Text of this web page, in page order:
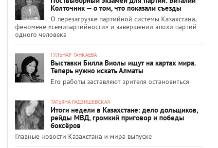
Колточник — о том, что показали съезды
О перезагрузке партийной системы Казахстана,
феномене «семипартийности» и завершении эпохи партий
одного человека
ГУЛЬНАР ТАНКАЕВА
Выставки Билла Виолы ищут на картах мира.
Теперь нужно искать Алматы
Его работы заставляют зрителя остановиться
ТАТЬЯНА РАДЗИШЕВСКАЯ
Итоги недели в Казахстане: дело дольщиков,
рейды МВД, громкий приговор и победы
боксёров
Главные новости Казахстана и мира выпуске